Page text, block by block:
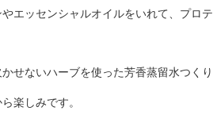
エッセンシャルオイルをいれて、プロテ
せないハーブを使った芳香蒸留水つくり
楽しみです。